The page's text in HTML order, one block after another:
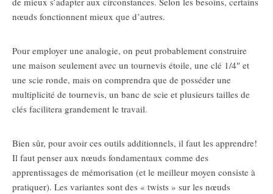
nœuds fonctionnent mieux que d’autres.
Pour employer une analogie, on peut probablement construire
une maison seulement avec un tournevis étoile, une clé 1/4″ et
une scie ronde, mais on comprendra que de posséder une
multiplicité de tournevis, un banc de scie et plusieurs tailles de
clés facilitera grandement le travail.
Bien sûr, pour avoir ces outils additionnels, il faut les apprendre!
Il faut penser aux nœuds fondamentaux comme des
apprentissages de mémorisation (et le meilleur moyen consiste à
pratiquer). Les variantes sont des « twists » sur les nœuds